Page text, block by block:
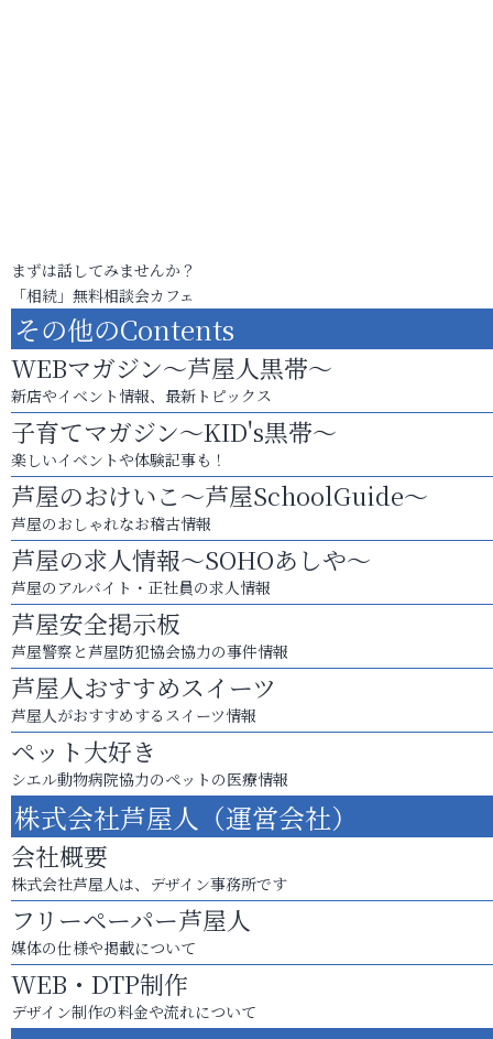
まずは話してみませんか？
「相続」無料相談会カフェ
その他のContents
WEBマガジン～芦屋人黒帯～
新店やイベント情報、最新トピックス
子育てマガジン～KID's黒帯～
楽しいイベントや体験記事も！
芦屋のおけいこ～芦屋SchoolGuide～
芦屋のおしゃれなお稽古情報
芦屋の求人情報～SOHOあしや～
芦屋のアルバイト・正社員の求人情報
芦屋安全掲示板
芦屋警察と芦屋防犯協会協力の事件情報
芦屋人おすすめスイーツ
芦屋人がおすすめするスイーツ情報
ペット大好き
シエル動物病院協力のペットの医療情報
株式会社芦屋人（運営会社）
会社概要
株式会社芦屋人は、デザイン事務所です
フリーペーパー芦屋人
媒体の仕様や掲載について
WEB・DTP制作
デザイン制作の料金や流れについて